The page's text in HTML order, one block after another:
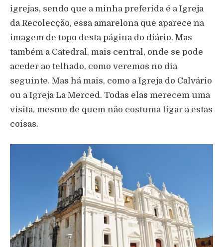
igrejas, sendo que a minha preferida é a Igreja
da Recolecção, essa amarelona que aparece na
imagem de topo desta página do diário. Mas
também a Catedral, mais central, onde se pode
aceder ao telhado, como veremos no dia
seguinte. Mas há mais, como a Igreja do Calvário
ou a Igreja La Merced. Todas elas merecem uma
visita, mesmo de quem não costuma ligar a estas
coisas.